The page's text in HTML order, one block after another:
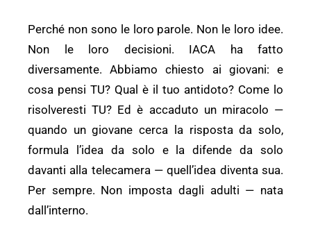
Perché non sono le loro parole. Non le loro idee.
Non le loro decisioni. IACA ha fatto
diversamente. Abbiamo chiesto ai giovani: e
cosa pensi TU? Qual è il tuo antidoto? Come lo
risolveresti TU? Ed è accaduto un miracolo —
quando un giovane cerca la risposta da solo,
formula l’idea da solo e la difende da solo
davanti alla telecamera — quell’idea diventa sua.
Per sempre. Non imposta dagli adulti — nata
dall’interno.